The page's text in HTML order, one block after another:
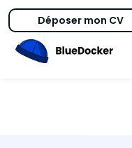
Déposer mon CV